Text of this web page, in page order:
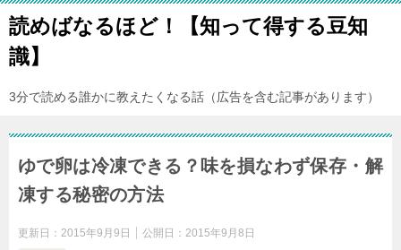
読めばなるほど！【知って得する豆知
識】
3分で読める誰かに教えたくなる話（広告を含む記事があります）
ゆで卵は冷凍できる？味を損なわず保存・解
凍する秘密の方法
更新日： 2015年9月9日 公開日： 2015年9月8日